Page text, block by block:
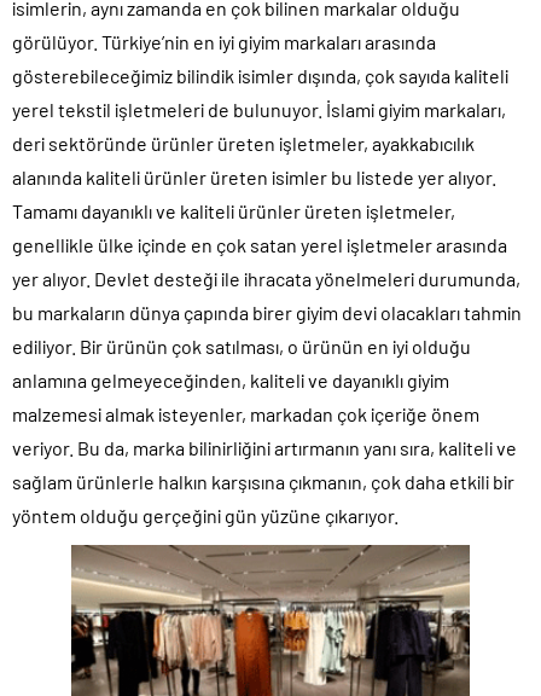
isimlerin, aynı zamanda en çok bilinen markalar olduğu
görülüyor. Türkiye’nin en iyi giyim markaları arasında
gösterebileceğimiz bilindik isimler dışında, çok sayıda kaliteli
yerel tekstil işletmeleri de bulunuyor. İslami giyim markaları,
deri sektöründe ürünler üreten işletmeler, ayakkabıcılık
alanında kaliteli ürünler üreten isimler bu listede yer alıyor.
Tamamı dayanıklı ve kaliteli ürünler üreten işletmeler,
genellikle ülke içinde en çok satan yerel işletmeler arasında
yer alıyor. Devlet desteği ile ihracata yönelmeleri durumunda,
bu markaların dünya çapında birer giyim devi olacakları tahmin
ediliyor. Bir ürünün çok satılması, o ürünün en iyi olduğu
anlamına gelmeyeceğinden, kaliteli ve dayanıklı giyim
malzemesi almak isteyenler, markadan çok içeriğe önem
veriyor. Bu da, marka bilinirliğini artırmanın yanı sıra, kaliteli ve
sağlam ürünlerle halkın karşısına çıkmanın, çok daha etkili bir
yöntem olduğu gerçeğini gün yüzüne çıkarıyor.